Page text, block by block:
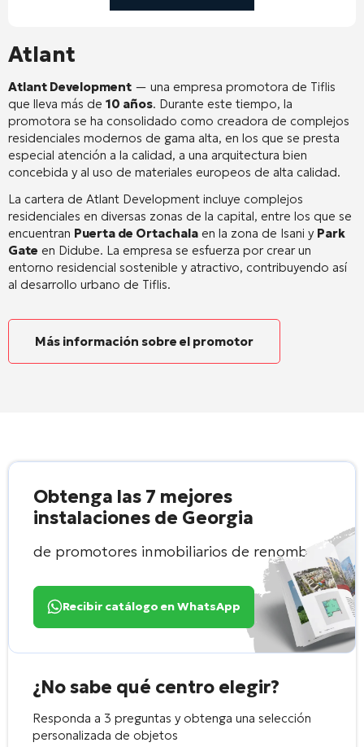
Atlant
Atlant Development — una empresa promotora de Tiflis
que lleva más de 10 años. Durante este tiempo, la
promotora se ha consolidado como creadora de complejos
residenciales modernos de gama alta, en los que se presta
especial atención a la calidad, a una arquitectura bien
concebida y al uso de materiales europeos de alta calidad.
La cartera de Atlant Development incluye complejos
residenciales en diversas zonas de la capital, entre los que se
encuentran Puerta de Ortachala en la zona de Isani y Park
Gate en Didube. La empresa se esfuerza por crear un
entorno residencial sostenible y atractivo, contribuyendo así
al desarrollo urbano de Tiflis.
Más información sobre el promotor
Obtenga las 7 mejores
instalaciones de Georgia
de promotores inmobiliarios de renombre
Recibir catálogo en WhatsApp
¿No sabe qué centro elegir?
Responda a 3 preguntas y obtenga una selección
personalizada de objetos